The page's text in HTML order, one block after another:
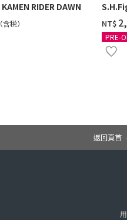
RIDER DAWN
（含税）
NT$
PRE-
返回頁首